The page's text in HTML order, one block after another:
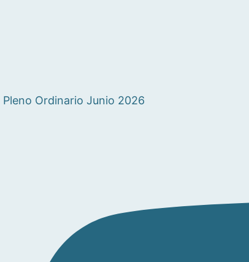
Pleno Ordinario Junio 2026